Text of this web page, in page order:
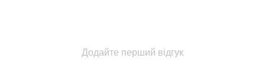
Додайте перший відгук